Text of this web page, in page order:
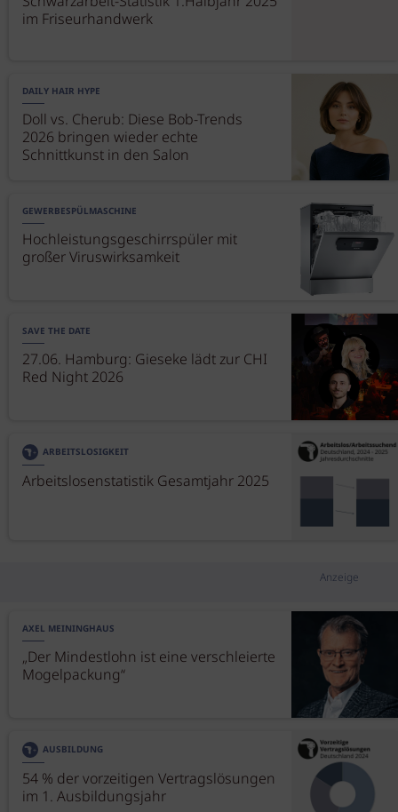
im Friseurhandwerk
DAILY HAIR HYPE
Doll vs. Cherub: Diese Bob-Trends
2026 bringen wieder echte
Schnittkunst in den Salon
GEWERBESPÜLMASCHINE
Hochleistungsgeschirrspüler mit
großer Viruswirksamkeit
SAVE THE DATE
27.06. Hamburg: Gieseke lädt zur CHI
Red Night 2026
ARBEITSLOSIGKEIT
Arbeitslosenstatistik Gesamtjahr 2025
Anzeige
AXEL MEININGHAUS
„Der Mindestlohn ist eine verschleierte
Mogelpackung“
AUSBILDUNG
54 % der vorzeitigen Vertragslösungen
im 1. Ausbildungsjahr